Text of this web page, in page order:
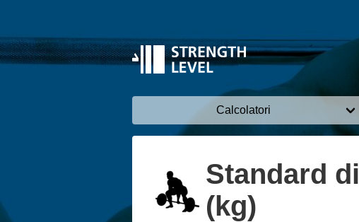
Calcolatori
Standard
(kg)